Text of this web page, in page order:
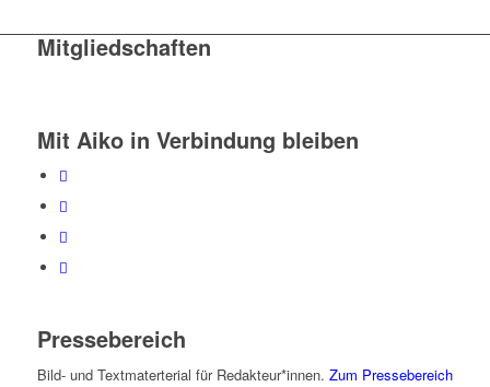
Mitgliedschaften
Mit Aiko in Verbindung bleiben
Pressebereich
Bild- und Textmaterterial für Redakteur*innen. Zum Pressebereich